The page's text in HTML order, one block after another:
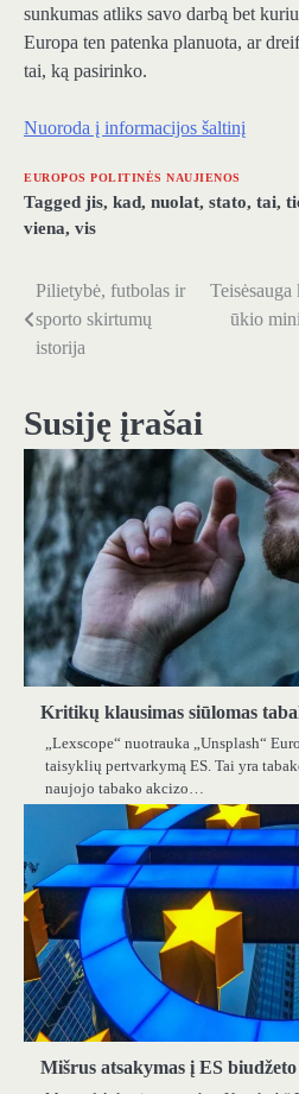
sunkumas atliks savo darbą bet
Europa ten patenka planuota, ar
tai, ką pasirinko.
Nuoroda į informacijos šaltinį
EUROPOS POLITINĖS NAUJIENOS
Tagged jis, kad, nuolat, stato, tai,
viena, vis
Navigacija
tarp
Pilietybė, futbolas ir
sporto skirtumų
istorija
ūkio
Susiję įrašai
Kritikų klausimas siūlomas
„Lexscope“ nuotrauka „Unsplash“
taisyklių pertvarkymą ES. Tai yra
naujojo tabako akcizo…
Mišrus atsakymas į ES